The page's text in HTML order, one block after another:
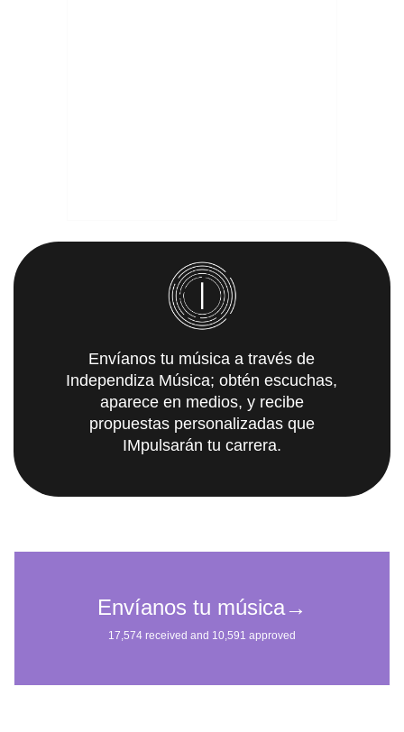
Envíanos tu música a través de
Independiza Música; obtén escuchas,
aparece en medios, y recibe
propuestas personalizadas que
IMpulsarán tu carrera.